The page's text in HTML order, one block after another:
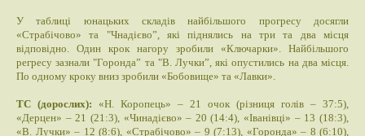
У таблиці юнацьких складів найбільшого прогресу досягли
«Страбічово» та "Чнадієво”, які піднялись на три та два місця
відповідно. Один крок нагору зробили «Ключарки». Найбільшого
регресу зазнали "Горонда” та "В. Лучки”, які опустились на два місця.
По одному кроку вниз зробили «Бобовище» та «Лавки».
ТС (дорослих): «Н. Коропець» – 21 очок (різниця голів – 37:5),
«Дерцен» – 21 (21:3), «Чинадієво» – 20 (14:4), «Іванівці» – 13 (18:3),
«В. Лучки» – 12 (8:6), «Страбічово» – 9 (7:13), «Горонда» – 8 (6:10),